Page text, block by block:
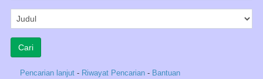
Pencarian lanjut - Riwayat Pencarian - Bantuan